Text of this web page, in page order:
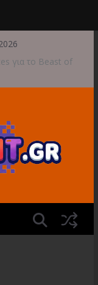
για το Beast of
υποδοχή
συνεχίζεται στο
το Wild Blue
την οικογένεια!
Crimson Moon